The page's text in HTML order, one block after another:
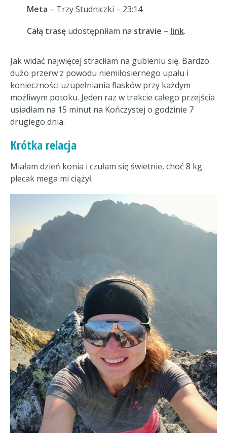
Meta – Trzy Studniczki – 23:14
Całą trasęudostępniłam na stravie – link.
Jak widać najwięcej straciłam na gubieniu się. Bardzo
dużo przerw z powodu niemiłosiernego upału i
konieczności uzupełniania flasków przy każdym
możliwym potoku. Jeden raz w trakcie całego przejścia
usiadłam na 15 minut na Kończystej o godzinie 7
drugiego dnia.
Krótka relacja
Miałam dzień konia i czułam się świetnie, choć 8 kg
plecak mega mi ciążył.